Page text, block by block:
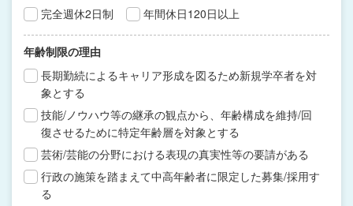
完全週休2日制
年間休日120日以上
年齢制限の理由
長期勤続によるキャリア形成を図るため新規学卒者を対
象とする
技能/ノウハウ等の継承の観点から、年齢構成を維持/回
復させるために特定年齢層を対象とする
芸術/芸能の分野における表現の真実性等の要請がある
行政の施策を踏まえて中高年齢者に限定した募集/採用す
る